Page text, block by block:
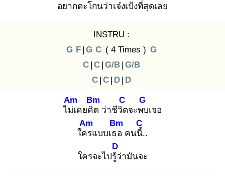
อยากตะโกนว่าเจ๋งเป้งที่สุดเลย
INSTRU :
G F | G C ( 4 Times ) G
C | C | G/B | G/B
C | C | D | D
ไม่เ
Am
คยคิด
Bm
ว่าชีวิต
C
จะพบ
G
เจอ
ใคร
Am
แบบเธอ
Bm
คนนี้.
C
.
ใครจะไปรู้ว่
D
ามันจะ